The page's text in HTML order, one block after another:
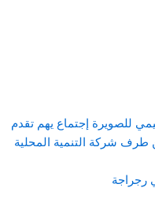
للصويرة إجتماع يهم تقدم
شركة التنمية المحلية
رجراجة